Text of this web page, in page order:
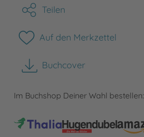
Teilen
Auf den Merkzettel
Buchcover
herunterladen
Im Buchshop Deiner Wahl bestellen: